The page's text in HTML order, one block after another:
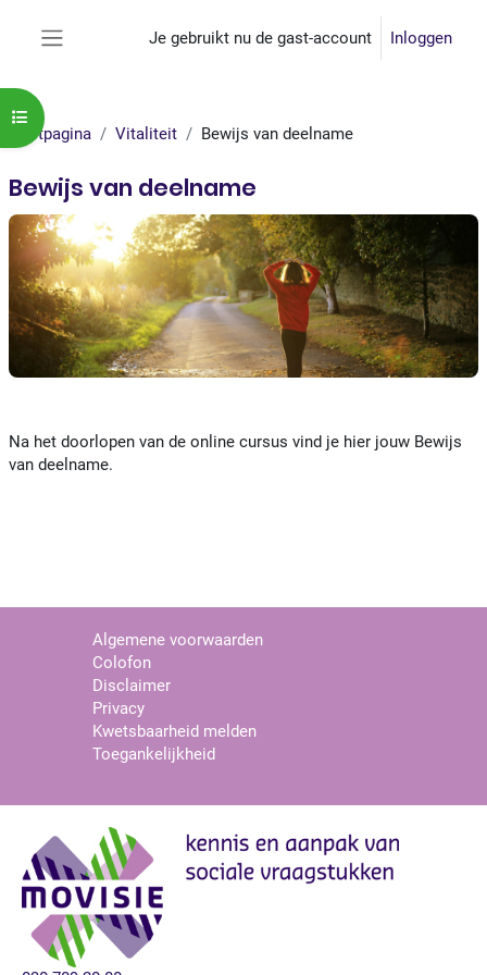
Je gebruikt nu de gast-account Inloggen
Open cursusindex
Startpagina
Vitaliteit Bewijs van deelname
Bewijs van deelname
Na het doorlopen van de online cursus vind je hier jouw Bewijs
van deelname.
Algemene voorwaarden
Colofon
Disclaimer
Privacy
Kwetsbaarheid melden
Toegankelijkheid